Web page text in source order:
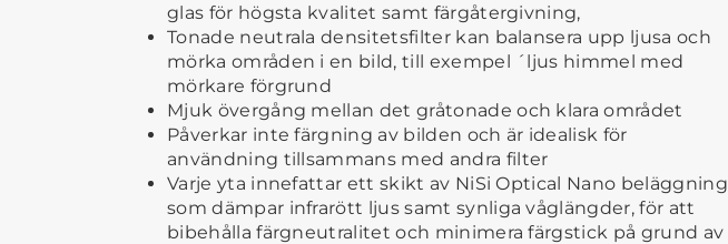
glas för högsta kvalitet samt färgåtergivning,
Tonade neutrala densitetsfilter kan balansera upp ljusa och
mörka områden i en bild, till exempel ´ljus himmel med
mörkare förgrund
Mjuk övergång mellan det gråtonade och klara området
Påverkar inte färgning av bilden och är idealisk för
användning tillsammans med andra filter
Varje yta innefattar ett skikt av NiSi Optical Nano beläggning
som dämpar infrarött ljus samt synliga våglängder, för att
bibehålla färgneutralitet och minimera färgstick på grund av